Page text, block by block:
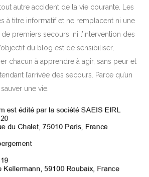
autre accident de la vie courante. Les
à titre informatif et ne remplacent ni une
premiers secours, ni l’intervention des
du blog est de sensibiliser,
chacun à apprendre à agir, sans peur et
l’arrivée des secours. Parce qu’un
une vie.